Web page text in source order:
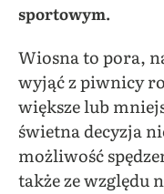
sportowym.
Wiosna to pora,
wyjąć z piwnicy
większe lub
świetna decyzja
możliwość
także ze względu